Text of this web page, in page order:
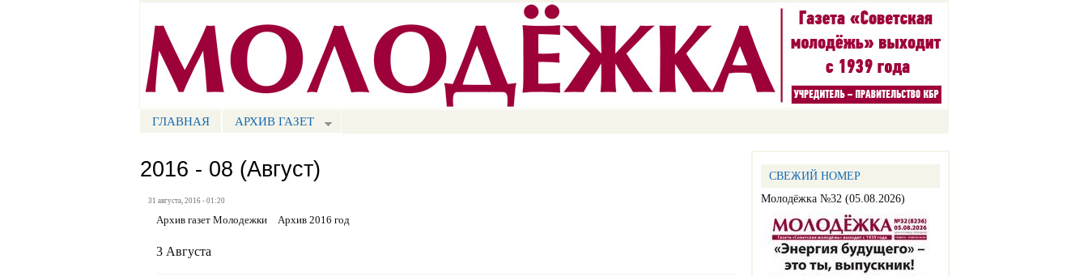
Перейти к
основному
Портал СМИ КБР
МЕНЮ СМ
ГЛАВНАЯ АРХИВ ГАЗЕТ
СВЕЖИЙ НОМЕР
Молодёжка №32 (05.08.2026)
2016 - 08 (Август)
31 августа, 2016 - 01:20
Архив газет Молодежки Архив 2016 год
3 Августа